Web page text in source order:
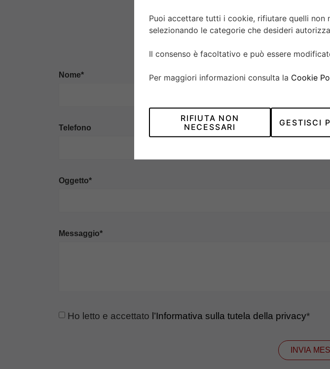
Nome*
Telefono
Oggetto*
Messaggio*
Ho letto e accettato l’Informativa sulla tutela della privacy*
INVIA
Puoi accettare tutti i cookie, rifiutare quelli non
selezionando le categorie che desideri
Il consenso è facoltativo e può essere
Per maggiori informazioni consulta la Cookie
RIFIUTA NON
NECESSARI
GESTISCI